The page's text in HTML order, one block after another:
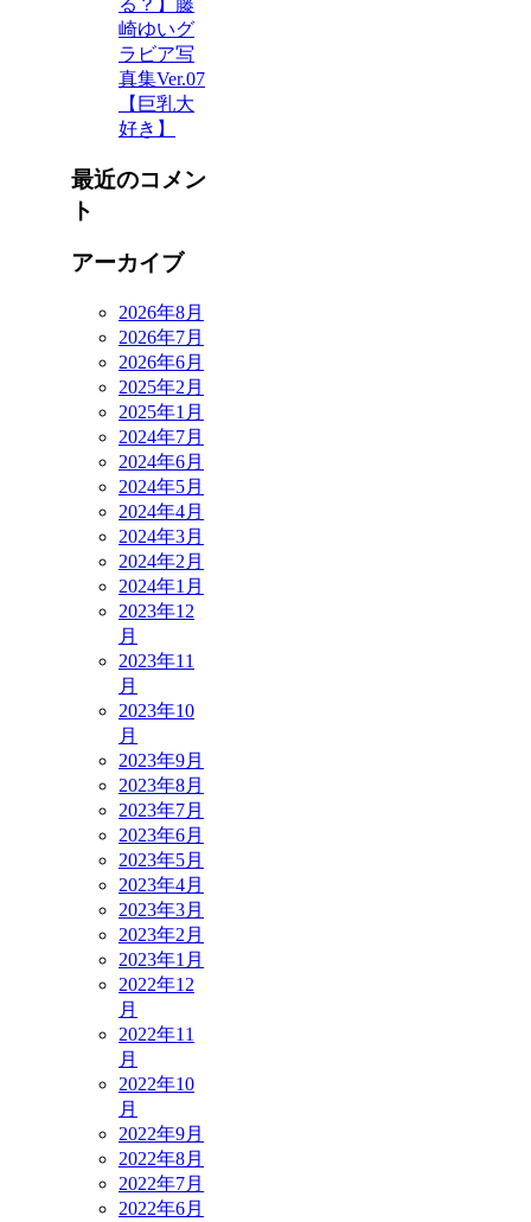
る？】藤
崎ゆいグ
ラビア写
真集Ver.07
【巨乳大
好き】
最近のコメン
ト
アーカイブ
2026年8月
2026年7月
2026年6月
2025年2月
2025年1月
2024年7月
2024年6月
2024年5月
2024年4月
2024年3月
2024年2月
2024年1月
2023年12
月
2023年11
月
2023年10
月
2023年9月
2023年8月
2023年7月
2023年6月
2023年5月
2023年4月
2023年3月
2023年2月
2023年1月
2022年12
月
2022年11
月
2022年10
月
2022年9月
2022年8月
2022年7月
2022年6月